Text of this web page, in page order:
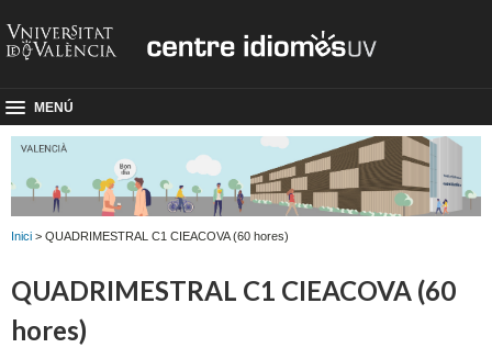
MENÚ
Inici > QUADRIMESTRAL C1 CIEACOVA (60 hores)
QUADRIMESTRAL C1 CIEACOVA (60
hores)